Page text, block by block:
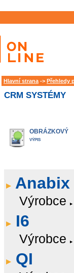
Hlavní strana -> Přehledy
CRM SYSTÉMY
OBRÁZKOVÝ
VÝPIS
Anabix
Výrobce
I6
Výrobce
QI